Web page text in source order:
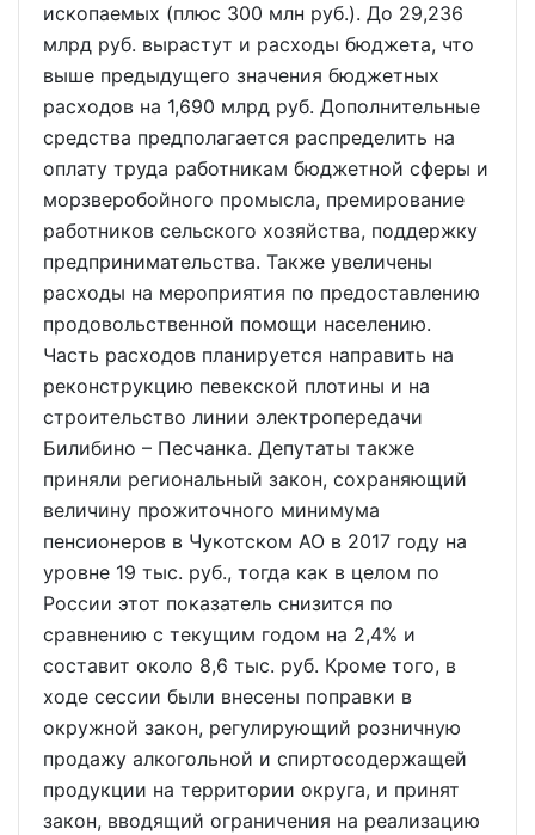
ископаемых (плюс 300 млн руб.). До 29,236
млрд руб. вырастут и расходы бюджета, что
выше предыдущего значения бюджетных
расходов на 1,690 млрд руб. Дополнительные
средства предполагается распределить на
оплату труда работникам бюджетной сферы и
морзверобойного промысла, премирование
работников сельского хозяйства, поддержку
предпринимательства. Также увеличены
расходы на мероприятия по предоставлению
продовольственной помощи населению.
Часть расходов планируется направить на
реконструкцию певекской плотины и на
строительство линии электропередачи
Билибино – Песчанка. Депутаты также
приняли региональный закон, сохраняющий
величину прожиточного минимума
пенсионеров в Чукотском АО в 2017 году на
уровне 19 тыс. руб., тогда как в целом по
России этот показатель снизится по
сравнению с текущим годом на 2,4% и
составит около 8,6 тыс. руб. Кроме того, в
ходе сессии были внесены поправки в
окружной закон, регулирующий розничную
продажу алкогольной и спиртосодержащей
продукции на территории округа, и принят
закон, вводящий ограничения на реализацию